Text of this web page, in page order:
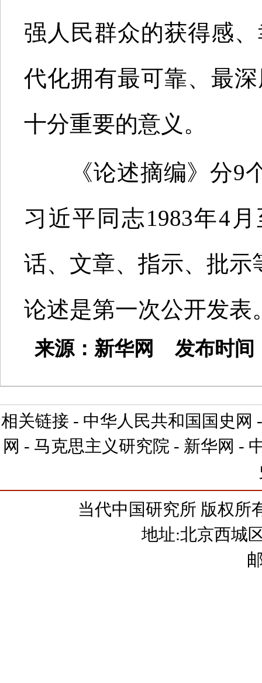
强人民群众的获得感
代化拥有最可靠、最
十分重要的意义。
《论述摘编》分9个
习近平同志1983年4
话、文章、指示、批示
论述是第一次公开发表
来源：新华网 发布时间
相关链接 - 中华人民共和国国史网
网 - 马克思主义研究院 - 新华网 -
当代中国研究所 版权所
地址:北京西城